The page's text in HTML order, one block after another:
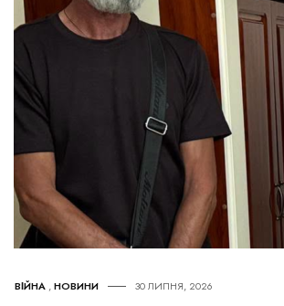
ВІЙНА ,НОВИНИ 30 ЛИПНЯ, 2026